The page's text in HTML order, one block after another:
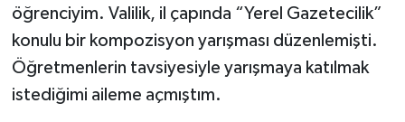
öğrenciyim. Valilik, il çapında “Yerel Gazetecilik”
konulu bir kompozisyon yarışması düzenlemişti.
Öğretmenlerin tavsiyesiyle yarışmaya katılmak
istediğimi aileme açmıştım.